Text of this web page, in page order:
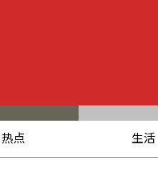
热点
生活